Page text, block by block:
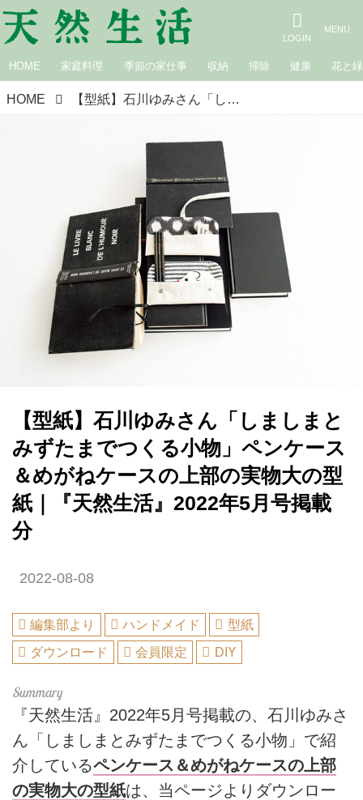
HOME 家庭料理 季節の家仕事 収納 掃除 健康 花と緑
HOME 【型紙】石川ゆみさん「しましまとみずたまでつくる小物」ペンケース＆めがねケースの上部の実物大の型紙｜『天然生活』2022年5月号掲載分
【型紙】石川ゆみさん「しましまと
みずたまでつくる小物」ペンケース
＆めがねケースの上部の実物大の型
紙｜『天然生活』2022年5月号掲載
分
2022-08-08
編集部より ハンドメイド
型紙
ダウンロード
会員限定 DIY
『天然生活』2022年5月号掲載の、石川ゆみさ
ん「しましまとみずたまでつくる小物」で紹
介しているペンケース＆めがねケースの上部
の実物大の型紙は、当ページよりダウンロー